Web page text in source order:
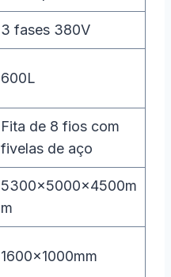
3 fases 380V
600L
Fita de 8 fios com
fivelas de aço
5300×5000×4500m
m
1600×1000mm